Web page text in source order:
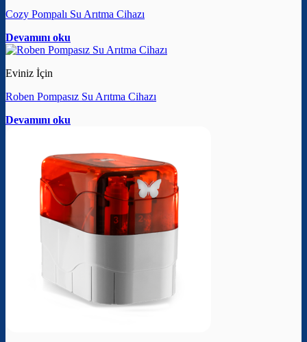
Cozy Pompalı Su Arıtma Cihazı
Devamını oku
Eviniz İçin
Roben Pompasız Su Arıtma Cihazı
Devamını oku